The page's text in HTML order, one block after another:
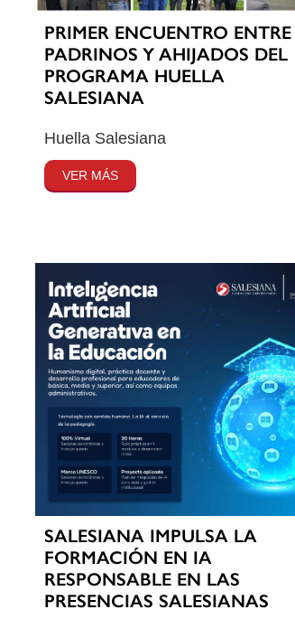
PRIMER ENCUENTRO ENTRE
PADRINOS Y AHIJADOS DEL
PROGRAMA HUELLA
SALESIANA
Huella Salesiana
VER MÁS
SALESIANA IMPULSA LA
FORMACIÓN EN IA
RESPONSABLE EN LAS
PRESENCIAS SALESIANAS